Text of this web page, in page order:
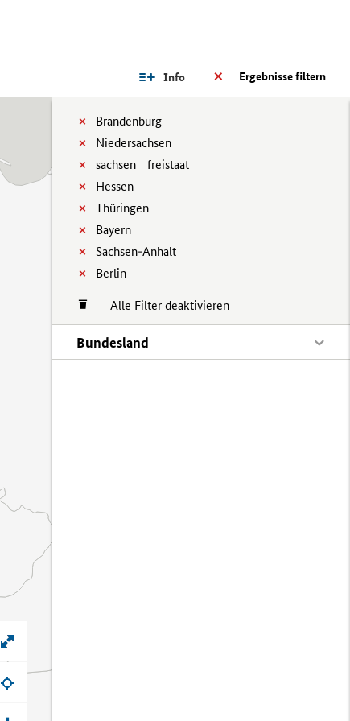
Ergebnisse filtern
Info
Brandenburg
Niedersachsen
sachsen__freistaat
Hessen
Thüringen
Bayern
Sachsen-Anhalt
Berlin
Alle Filter deaktivieren
Bundesland